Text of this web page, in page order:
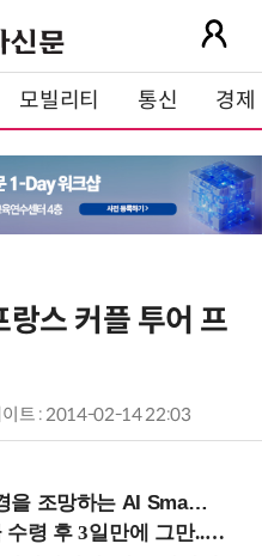
모빌리티 통신 경제
스 커플 투어 프
이트 : 2014-02-14 22:03
Work Summit 2026 (9/11 코엑스)